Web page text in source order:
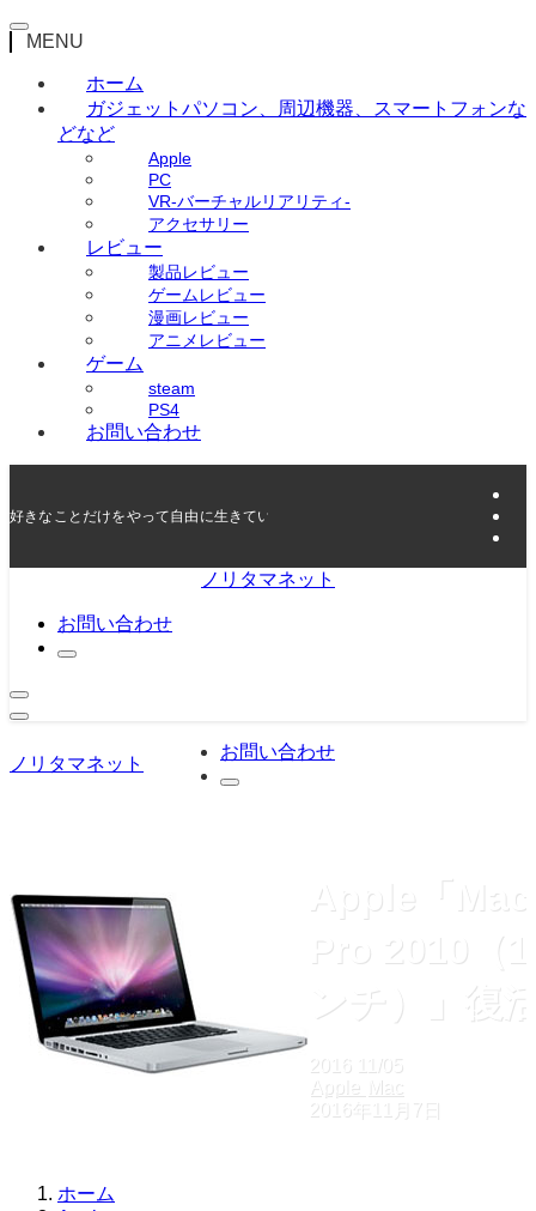
MENU
ホーム
ガジェット パソコン、周辺機器、スマートフォンな
どなど
Apple
PC
VR-バーチャルリアリティ-
アクセサリー
レビュー
製品レビュー
ゲームレビュー
漫画レビュー
アニメレビュー
ゲーム
steam
PS4
お問い合わせ
好きなことだけをやって自由に生きていく
ノリタマネット
お問い合わせ
ノリタマネット
お問い合わせ
Apple「
Pro 2010（
ンチ）」復
2016
11/05
Apple
Mac
2016年11月7日
ホーム